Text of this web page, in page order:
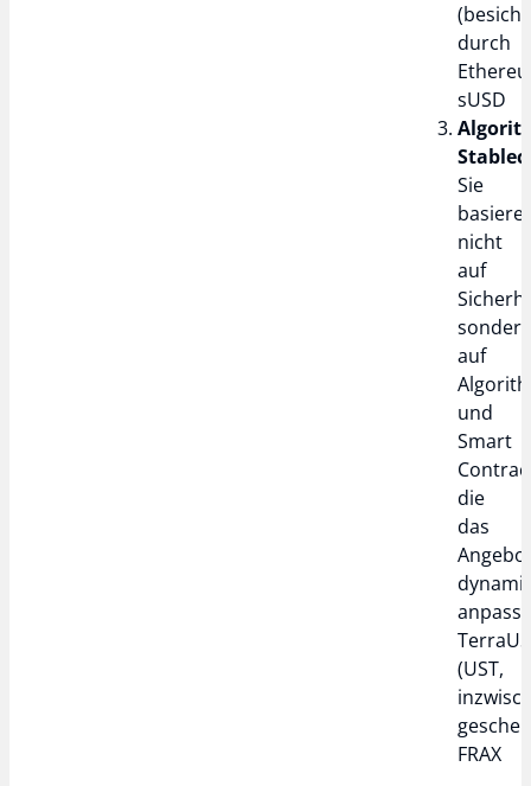
durch
sUSD
Sie
nicht
auf
auf
und
Smart
die
das
(UST,
FRAX